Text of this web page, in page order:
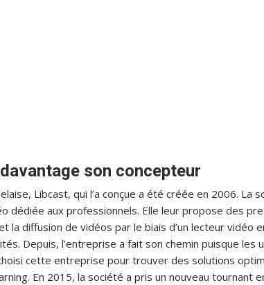
son concepteur
Libcast, qui l’a conçue a été créée en 2006.
dédiée aux professionnels. Elle leur propose des
la diffusion de vidéos par le biais d’un lecteur vidéo
Depuis, l’entreprise a fait son chemin puisque
cette entreprise pour trouver des solutions
En 2015, la société a pris un nouveau tournant